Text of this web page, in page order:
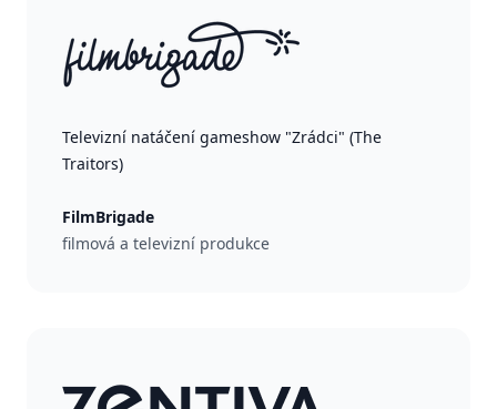
Televizní natáčení gameshow "Zrádci" (The
Traitors)
FilmBrigade
filmová a televizní produkce